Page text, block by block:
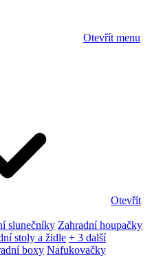
Otevřít menu
Otevřít
slunečníky Zahradní houpačky
stoly a židle + 3 další
boxy Nafukovačky